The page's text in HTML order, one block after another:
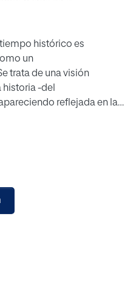
histórico es
un
trata de una visión
historia -del
reflejada en la
asumen de la
tiempo
«tradicional» de la